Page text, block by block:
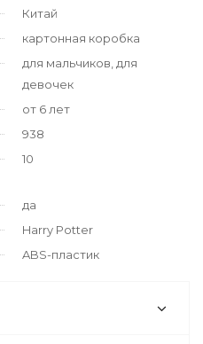
Китай
картонная коробка
для мальчиков, для
девочек
от 6 лет
938
10
да
Harry Potter
ABS-пластик